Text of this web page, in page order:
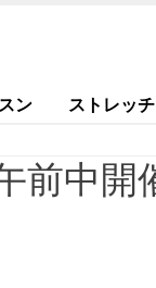
ン ストレッ
前中開